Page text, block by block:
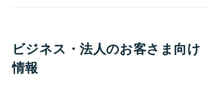
ビジネス・法人のお客さま向け
情報